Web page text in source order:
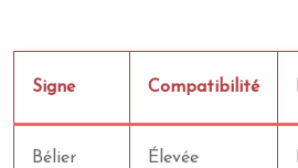
Signe Compatibilité
Bélier Élevée